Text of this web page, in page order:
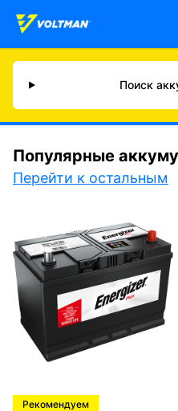
Поиск
Популярные
Перейти к остальным
Рекомендуем